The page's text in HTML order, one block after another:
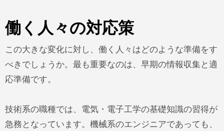
働く人々の対応策
この大きな変化に対し、働く人々はどのような準備をす
べきでしょうか。最も重要なのは、早期の情報収集と適
応準備です。
技術系の職種では、電気・電子工学の基礎知識の習得が
急務となっています。機械系のエンジニアであっても、